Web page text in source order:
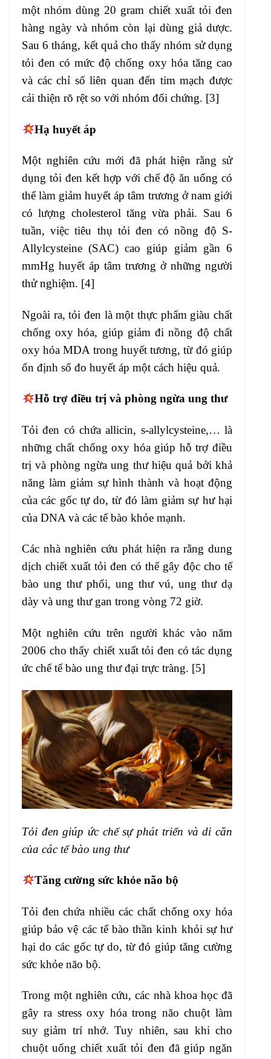
một nhóm dùng 20 gram chiết xuất tỏi đen
hàng ngày và nhóm còn lại dùng giả dược.
Sau 6 tháng, kết quả cho thấy nhóm sử dụng
tỏi đen có mức độ chống oxy hóa tăng cao
và các chỉ số liên quan đến tim mạch được
cải thiện rõ rệt so với nhóm đối chứng. [3]
Hạ huyết áp
Một nghiên cứu mới đã phát hiện rằng sử
dụng tỏi đen kết hợp với chế độ ăn uống có
thể làm giảm huyết áp tâm trương ở nam giới
có lượng cholesterol tăng vừa phải. Sau 6
tuần, việc tiêu thụ tỏi đen có nồng độ S-
Allylcysteine (SAC) cao giúp giảm gần 6
mmHg huyết áp tâm trương ở những người
thử nghiệm. [4]
Ngoài ra, tỏi đen là một thực phẩm giàu chất
chống oxy hóa, giúp giảm đi nồng độ chất
oxy hóa MDA trong huyết tương, từ đó giúp
ổn định số đo huyết áp một cách hiệu quả.
Hỗ trợ điều trị và phòng ngừa ung thư
Tỏi đen có chứa allicin, s-allylcysteine,… là
những chất chống oxy hóa giúp hỗ trợ điều
trị và phòng ngừa ung thư hiệu quả bởi khả
năng làm giảm sự hình thành và hoạt động
của các gốc tự do, từ đó làm giảm sự hư hại
của DNA và các tế bào khỏe mạnh.
Các nhà nghiên cứu phát hiện ra rằng dung
dịch chiết xuất tỏi đen có thể gây độc cho tế
bào ung thư phổi, ung thư vú, ung thư dạ
dày và ung thư gan trong vòng 72 giờ.
Một nghiên cứu trên người khác vào năm
2006 cho thấy chiết xuất tỏi đen có tác dụng
ức chế tế bào ung thư đại trực tràng. [5]
Tỏi đen giúp ức chế sự phát triển và di căn
của các tế bào ung thư
Tăng cường sức khỏe não bộ
Tỏi đen chứa nhiều các chất chống oxy hóa
giúp bảo vệ các tế bào thần kinh khỏi sự hư
hại do các gốc tự do, từ đó giúp tăng cường
sức khỏe não bộ.
Trong một nghiên cứu, các nhà khoa học đã
gây ra stress oxy hóa trong não chuột làm
suy giảm trí nhớ. Tuy nhiên, sau khi cho
chuột uống chiết xuất tỏi đen đã giúp ngăn